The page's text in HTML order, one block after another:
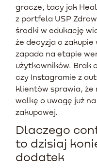
gracze, tacy jak
z portfela USP
środki w edukację
że decyzja o
zapada na etapie
użytkowników. Brak
czy Instagramie z
klientów sprawia, że
walkę o uwagę już
zakupowej.
Dlaczego
to dzisiaj
dodatek